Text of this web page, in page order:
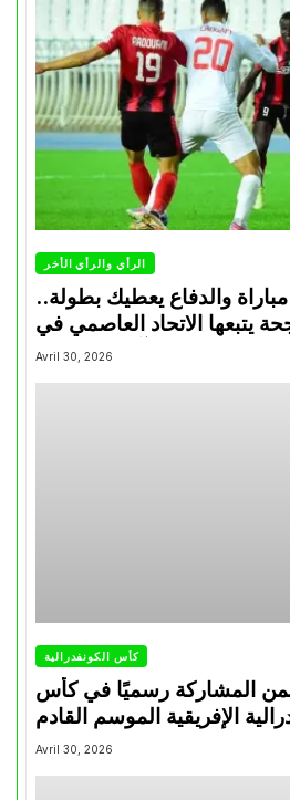
الرأي والرأي الأخر
والدفاع يعطيك بطولة..
يتبعها الاتحاد العاصمي في
تتويجاته آخر السنوات
Avril 30, 2026
كأس الكونفدرالية
المشاركة رسميًا في كأس
Avril 30, 2026